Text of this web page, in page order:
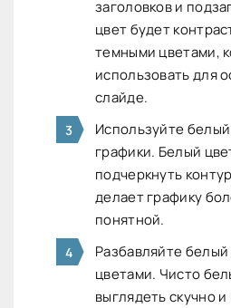
заголовков и
цвет будет
темными цветами,
использовать для
слайде.
Используйте
графики. Белый
подчеркнуть
делает графику
понятной.
Разбавляйте
цветами. Чисто
выглядеть скучно